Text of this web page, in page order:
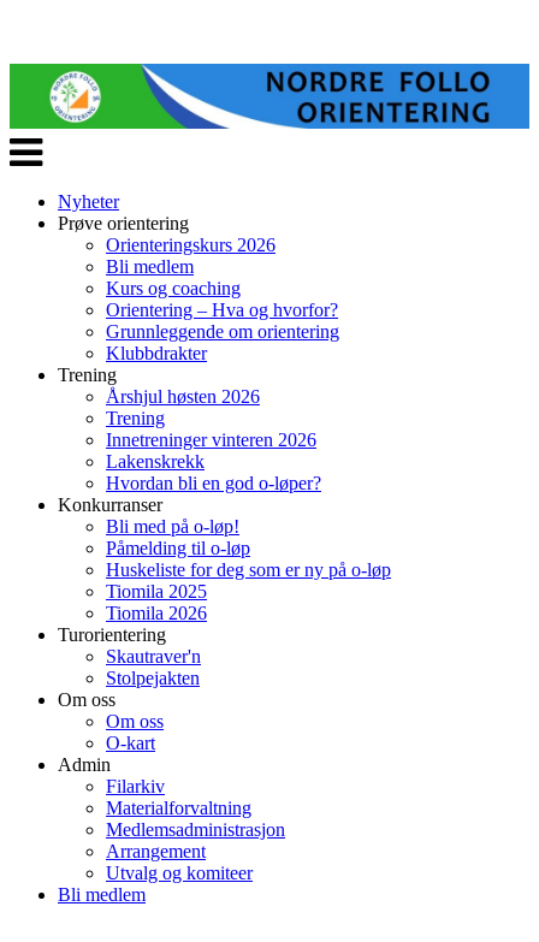
Veksle
navigasjon
Nyheter
Prøve orientering
Orienteringskurs 2026
Bli medlem
Kurs og coaching
Orientering – Hva og hvorfor?
Grunnleggende om orientering
Klubbdrakter
Trening
Årshjul høsten 2026
Trening
Innetreninger vinteren 2026
Lakenskrekk
Hvordan bli en god o-løper?
Konkurranser
Bli med på o-løp!
Påmelding til o-løp
Huskeliste for deg som er ny på o-løp
Tiomila 2025
Tiomila 2026
Turorientering
Skautraver'n
Stolpejakten
Om oss
Om oss
O-kart
Admin
Filarkiv
Materialforvaltning
Medlemsadministrasjon
Arrangement
Utvalg og komiteer
Bli medlem